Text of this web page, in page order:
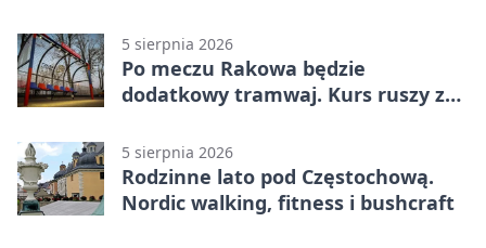
5 sierpnia 2026
Po meczu Rakowa będzie
dodatkowy tramwaj. Kurs ruszy ze
5 sierpnia 2026
Rodzinne lato pod Częstochową.
Nordic walking, fitness i bushcraft